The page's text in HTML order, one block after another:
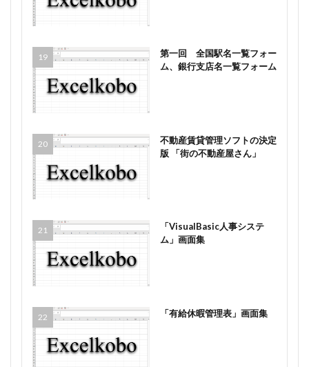
第一回 全国駅名一覧フォー
ム、銀行支店名一覧フォーム
不動産賃貸管理ソフトの決定
版 「街の不動産屋さん」
「VisualBasic人事システ
ム」画面集
「有給休暇管理表」画面集